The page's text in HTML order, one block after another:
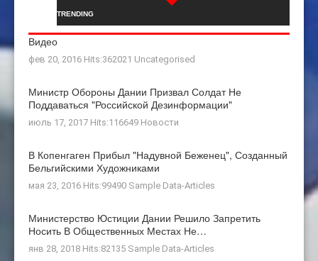
TRENDING
Видео
фев 20, 2016 Hits:362021 Uncategorised
Министр Обороны Дании Призвал Солдат Не
Поддаваться "российской Дезинформации"
июль 17, 2017 Hits:116649 Новости
В Копенгаген Прибыл "Надувной Беженец", Созданный
Бельгийскими Художниками
мая 23, 2016 Hits:99490 Sample Data-Articles
Министерство Юстиции Дании Решило Запретить
Носить В Общественных Местах Не…
янв 28, 2018 Hits:82135 Sample Data-Articles